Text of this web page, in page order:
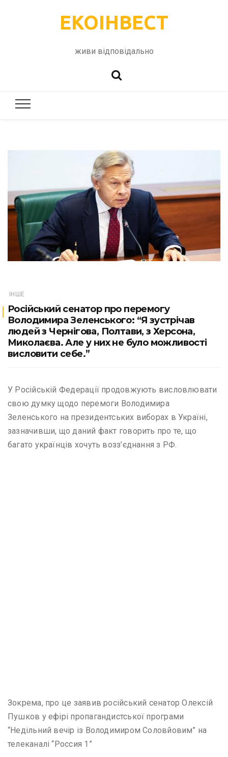
ЕКОІНВЕСТ
живи відповідально
ІНШЕ
Російський сенатор про перемогу
Володимира Зеленського: “Я зустрічав
людей з Чернігова, Полтави, з Херсона,
Миколаєва. Але у них не було можливості
висловити себе.”
У Російській Федерації продовжують висловлювати
свою думку щодо перемоги Володимира
Зеленського на президентських виборах в Україні,
зазначивши, що даний факт говорить про те, що
багато українців хочуть возз’єднання з РФ.
Зокрема, про це заявив російський сенатор Олексій
Пушков у ефірі пропагандистської програми
“Недільний вечір із Володимиром Соловйовим” на
телеканалі “Россия 1”